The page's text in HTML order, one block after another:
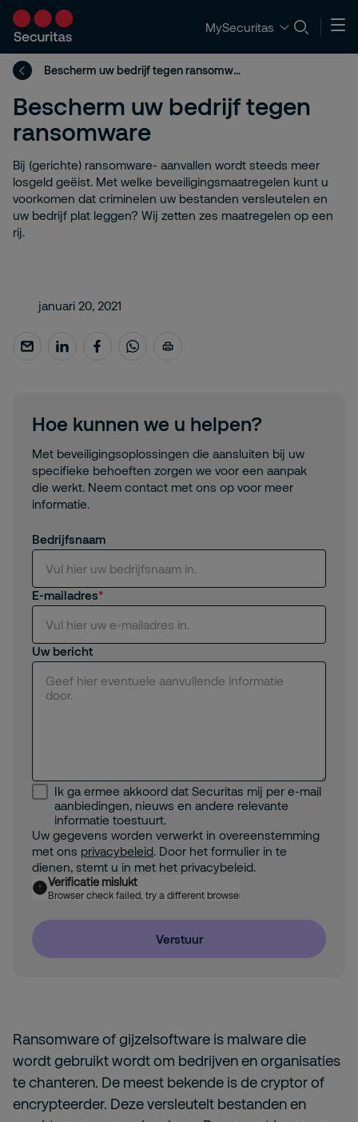
MySecuritas
Bescherm uw bedrijf tegen ransomware
Bescherm uw bedrijf tegen
ransomware
Bij (gerichte) ransomware- aanvallen wordt steeds meer
losgeld geëist. Met welke beveiligingsmaatregelen kunt u
voorkomen dat criminelen uw bestanden versleutelen en
uw bedrijf plat leggen? Wij zetten zes maatregelen op een
rij.
Ransomware of gijzelsoftware is malware die
wordt gebruikt wordt om bedrijven en organisaties
te chanteren. De meest bekende is de cryptor of
encrypteerder. Deze versleutelt bestanden en
januari 20, 2021
Hoe kunnen we u helpen?
Met beveiligingsoplossingen die aansluiten bij uw
specifieke behoeften zorgen we voor een aanpak
die werkt. Neem contact met ons op voor meer
informatie.
Bedrijfsnaam
E-mailadres
Uw bericht
Ik ga ermee akkoord dat Securitas mij per e-mail
aanbiedingen, nieuws en andere relevante
informatie toestuurt.
Uw gegevens worden verwerkt in overeenstemming
met ons privacybeleid. Door het formulier in te
dienen, stemt u in met het privacybeleid.
Verificatie mislukt
Browser check failed, try a different browser
Verstuur